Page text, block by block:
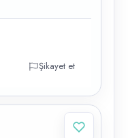
Şikayet et